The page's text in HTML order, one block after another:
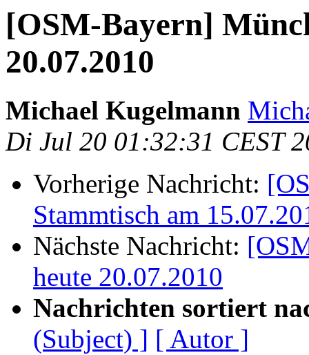
[OSM-Bayern]
20.07.2010
Michael Kugelmann
Di Jul 20 01:32:31 CEST
Vorherige Nachricht:
Stammtisch am
Nächste Nachricht:
heute 20.07.2010
Nachrichten sortiert
(Subject) ] [ Autor ]